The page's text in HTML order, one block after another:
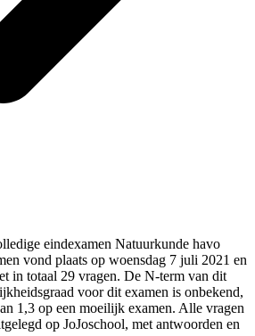
eindexamen Natuurkunde havo
vond plaats op woensdag 7 juli 2021 en
in totaal 29 vragen. De N-term van dit
voor dit examen is onbekend,
1,3 op een moeilijk examen. Alle vragen
op JoJoschool, met antwoorden en